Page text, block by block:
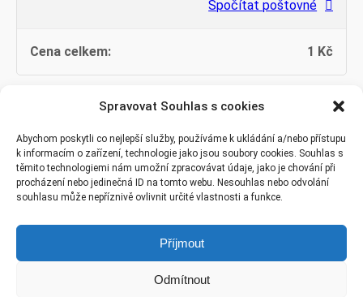
Spravovat Souhlas s cookies
Abychom poskytli co nejlepší služby, používáme k ukládání a/nebo přístupu
k informacím o zařízení, technologie jako jsou soubory cookies. Souhlas s
těmito technologiemi nám umožní zpracovávat údaje, jako je chování při
procházení nebo jedinečná ID na tomto webu. Nesouhlas nebo odvolání
souhlasu může nepříznivě ovlivnit určité vlastnosti a funkce.
Příjmout
Odmítnout
Spočítat poštovné
1 Kč
© 2022 ALMS spol. s r.o.
Svopa